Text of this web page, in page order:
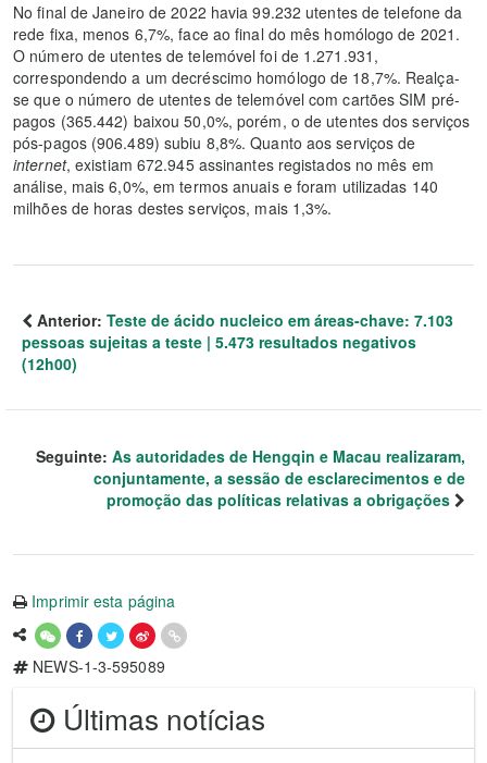
No final de Janeiro de 2022 havia 99.232 utentes de telefone da
rede fixa, menos 6,7%, face ao final do mês homólogo de 2021.
O número de utentes de telemóvel foi de 1.271.931,
correspondendo a um decréscimo homólogo de 18,7%. Realça-
se que o número de utentes de telemóvel com cartões SIM pré-
pagos (365.442) baixou 50,0%, porém, o de utentes dos serviços
pós-pagos (906.489) subiu 8,8%. Quanto aos serviços de
internet, existiam 672.945 assinantes registados no mês em
análise, mais 6,0%, em termos anuais e foram utilizadas 140
milhões de horas destes serviços, mais 1,3%.
Anterior: Teste de ácido nucleico em áreas-chave: 7.103
pessoas sujeitas a teste | 5.473 resultados negativos
(12h00)
Seguinte: As autoridades de Hengqin e Macau realizaram,
conjuntamente, a sessão de esclarecimentos e de
promoção das políticas relativas a obrigações
Imprimir esta página
NEWS-1-3-595089
Últimas notícias